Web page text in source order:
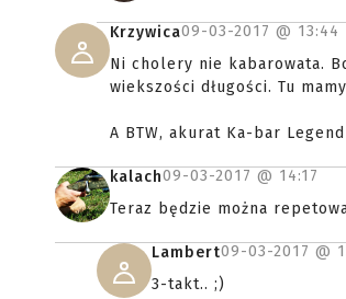
Krzywica09-03-2017 @ 13:44
Ni cholery nie kabarowata.
wiekszości długości. Tu
A BTW, akurat Ka-bar
kalach09-03-2017 @ 14:17
Teraz będzie można
Lambert09-03-2017 @
3-takt.. ;)